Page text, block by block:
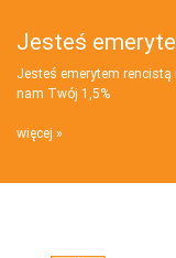
Jesteś
Jesteś emerytem rencistą
nam Twój 1,5%
więcej